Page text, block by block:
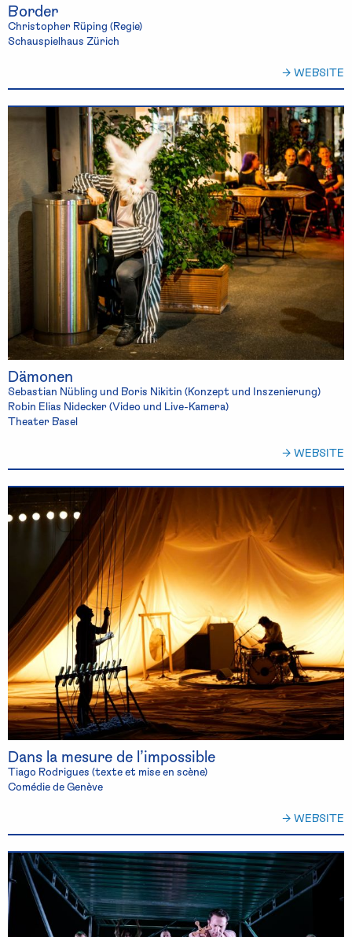
Border
Christopher Rüping (Regie)
Schauspielhaus Zürich
→ WEBSITE
Dämonen
Sebastian Nübling und Boris Nikitin (Konzept und Inszenierung)
Robin Elias Nidecker (Video und Live-Kamera)
Theater Basel
→ WEBSITE
Dans la mesure de l’impossible
Tiago Rodrigues (texte et mise en scène)
Comédie de Genève
→ WEBSITE